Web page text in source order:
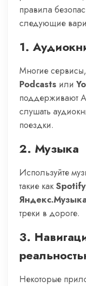
правила
следующие
1.
Многие сервисы,
Podcasts или
поддерживают
слушать
поездки.
2. Музыка
Используйте
такие какSpotify
треки в дороге.
3.
Некоторые